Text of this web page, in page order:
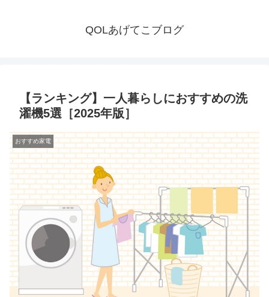
QOLあげてこブログ
【ランキング】一人暮らしにおすすめの洗
濯機5選［2025年版］
おすすめ家電